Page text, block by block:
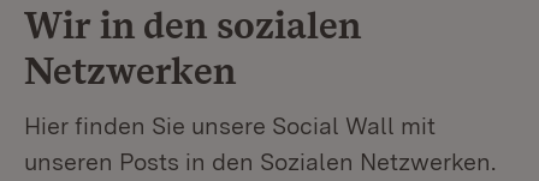
Wir in den sozialen
Netzwerken
Hier finden Sie unsere Social Wall mit
unseren Posts in den Sozialen Netzwerken.